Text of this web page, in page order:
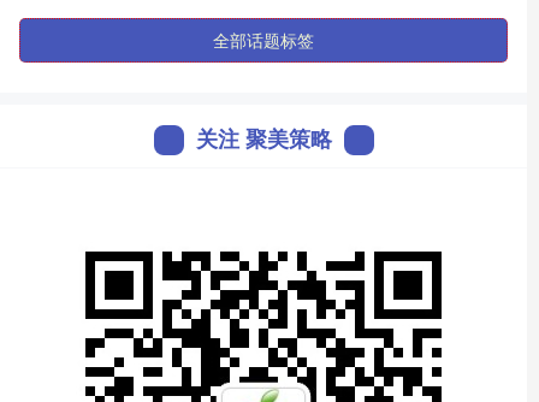
全部话题标签
关注 聚美策略